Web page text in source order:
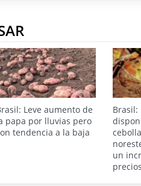
Leve aumento de
papa por lluvias pero
tendencia a la baja
Brasil:
un